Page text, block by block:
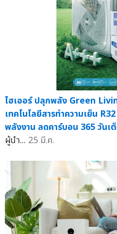
ไฮเออร์ ปลุกพลัง Green
เทคโนโลยีสารทำความเย็น
พลังงาน ลดคาร์บอน 365 วันเ
ผู้นำ... 25 มี.ค.